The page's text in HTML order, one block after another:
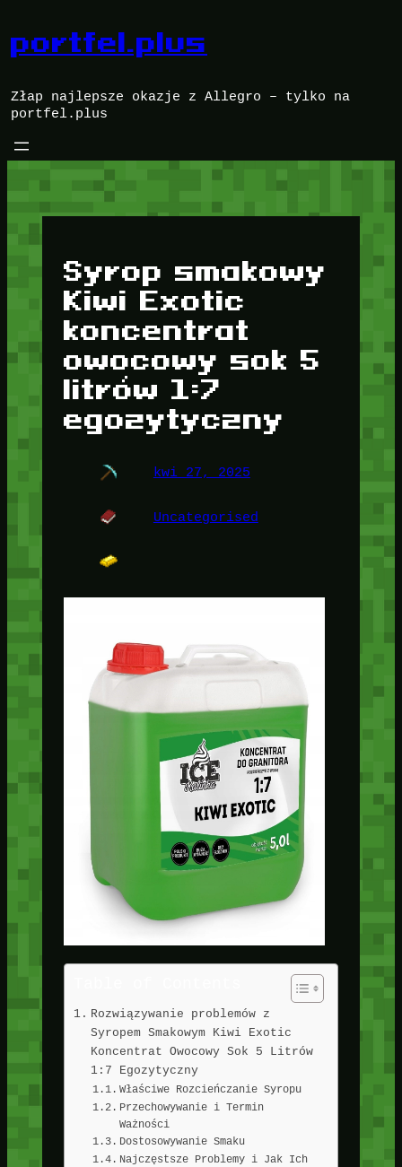
treści
portfel.plus
Złap najlepsze okazje z Allegro – tylko na
portfel.plus
Syrop smakowy
Kiwi Exotic
koncentrat
owocowy sok 5
litrów 1:7
egozytyczny
kwi 27, 2025
Uncategorised
Rozwiązywanie problemów z
Syropem Smakowym Kiwi Exotic
Koncentrat Owocowy Sok 5 Litrów
1:7 Egozytyczny
Właściwe Rozcieńczanie Syropu
Przechowywanie i Termin
Ważności
Dostosowywanie Smaku
Najczęstsze Problemy i Jak Ich